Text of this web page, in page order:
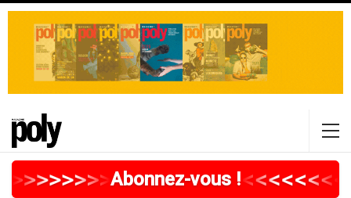
>>>>>>>>>>>>>>>>>
Abonnez-vous !<<<<<<<<